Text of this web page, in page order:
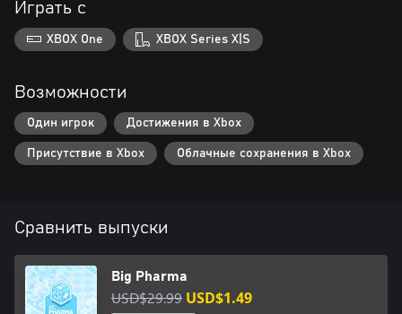
Играть с
XBOX One XBOX Series X|S
Возможности
Один игрок Достижения в Xbox
Присутствие в Xbox Облачные сохранения в Xbox
Сравнить выпуски
Big Pharma
USD$29.99 USD$1.49